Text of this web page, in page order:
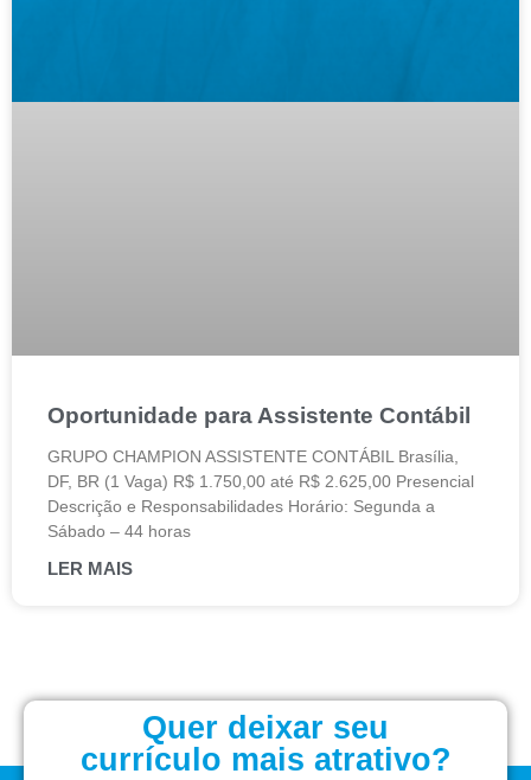
Oportunidade para Assistente Contábil
GRUPO CHAMPION ASSISTENTE CONTÁBIL Brasília,
DF, BR (1 Vaga) R$ 1.750,00 até R$ 2.625,00 Presencial
Descrição e Responsabilidades Horário: Segunda a
Sábado – 44 horas
LER MAIS
Quer deixar seu
currículo mais atrativo?